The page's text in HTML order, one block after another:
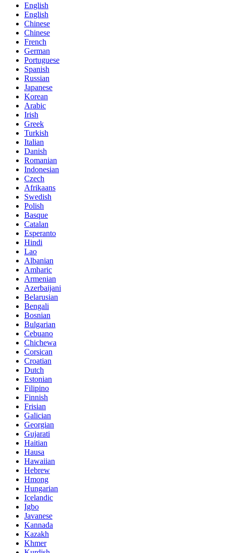
English
English
Chinese
Chinese
French
German
Portuguese
Spanish
Russian
Japanese
Korean
Arabic
Irish
Greek
Turkish
Italian
Danish
Romanian
Indonesian
Czech
Afrikaans
Swedish
Polish
Basque
Catalan
Esperanto
Hindi
Lao
Albanian
Amharic
Armenian
Azerbaijani
Belarusian
Bengali
Bosnian
Bulgarian
Cebuano
Chichewa
Corsican
Croatian
Dutch
Estonian
Filipino
Finnish
Frisian
Galician
Georgian
Gujarati
Haitian
Hausa
Hawaiian
Hebrew
Hmong
Hungarian
Icelandic
Igbo
Javanese
Kannada
Kazakh
Khmer